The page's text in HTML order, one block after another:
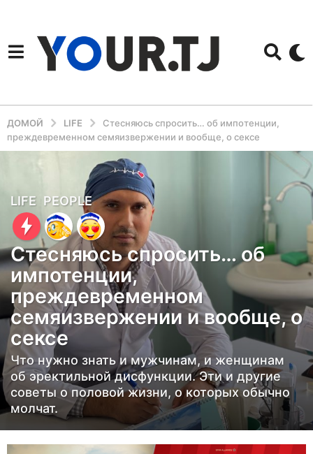
ДОМОЙ LIFE
Стесняюсь спросить… об импотенции,
преждевременном семяизвержении и вообще, о сексе
3
г
о
д
а
н
а
з
д
3
г
о
д
LIFE ,PEOPLE
Стесняюсь спросить… об
импотенции,
преждевременном
семяизвержении и вообще, о
сексе
Что нужно знать и мужчинам, и женщинам
об эректильной дисфункции. Эти и другие
советы о половой жизни, о которых обычно
молчат.